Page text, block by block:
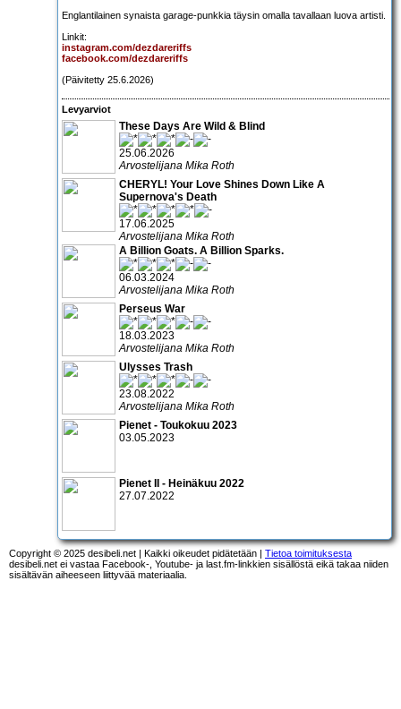
Englantilainen synaista garage-punkkia täysin omalla tavallaan luova artisti.
Linkit:
instagram.com/dezdareriffs
facebook.com/dezdareriffs
(Päivitetty 25.6.2026)
Levyarviot
These Days Are Wild & Blind
25.06.2026
Arvostelijana Mika Roth
CHERYL! Your Love Shines Down Like A
Supernova's Death
17.06.2025
Arvostelijana Mika Roth
A Billion Goats. A Billion Sparks.
06.03.2024
Arvostelijana Mika Roth
Perseus War
18.03.2023
Arvostelijana Mika Roth
Ulysses Trash
23.08.2022
Arvostelijana Mika Roth
Pienet - Toukokuu 2023
03.05.2023
Pienet II - Heinäkuu 2022
27.07.2022
Copyright © 2025 desibeli.net | Kaikki oikeudet pidätetään | Tietoa toimituksesta
desibeli.net ei vastaa Facebook-, Youtube- ja last.fm-linkkien sisällöstä eikä takaa niiden
sisältävän aiheeseen liittyvää materiaalia.